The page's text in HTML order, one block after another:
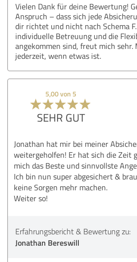
Vielen Dank für deine Bewertung!
Anspruch – dass sich jede
dir richtet und nicht nach Schema
individuelle Betreuung und die
angekommen sind, freut mich sehr.
jederzeit, wenn etwas ist.
5,00 von 5
SEHR GUT
Jonathan hat mir bei meiner
weitergeholfen! Er hat sich die Zeit
mich das Beste und sinnvollste
Ich bin nun super abgesichert &
keine Sorgen mehr machen.
Weiter so!
Erfahrungsbericht & Bewertung zu:
Jonathan Bereswill